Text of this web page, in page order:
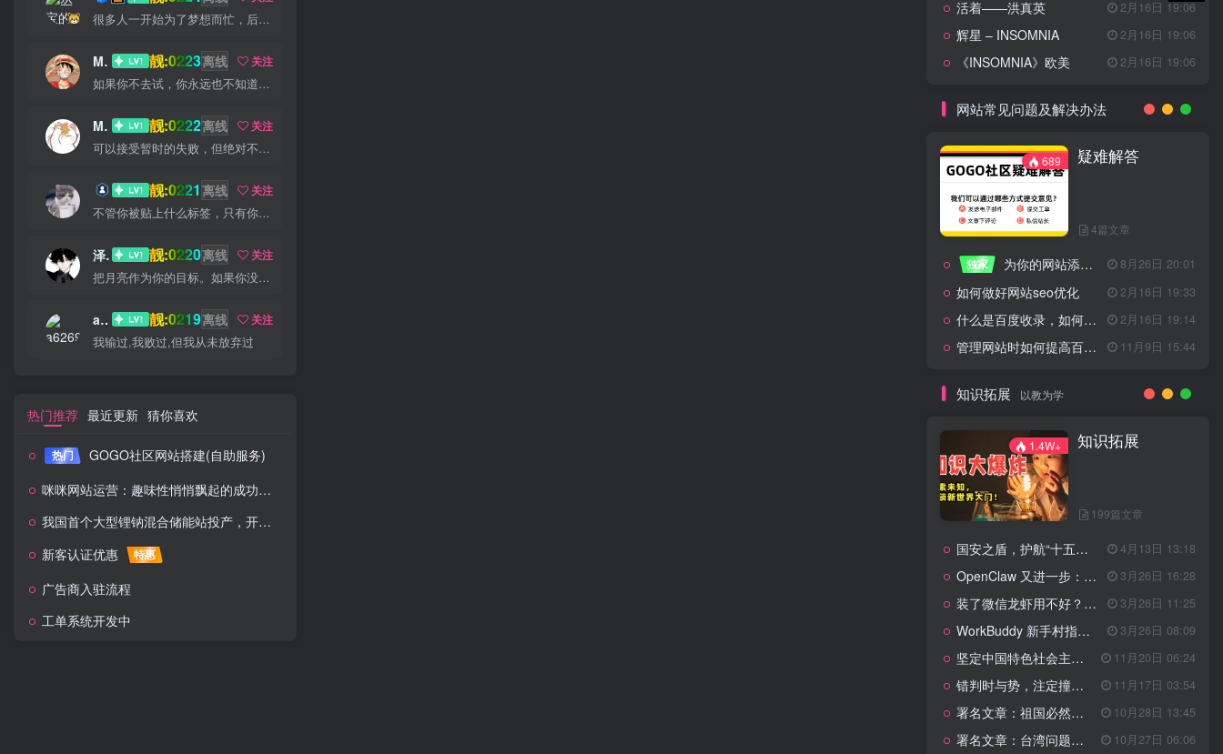
很多人一开始为了梦想而忙，后来忙得忘了梦想
MS-康娃 靓:0223离线
关注
如果你不去试，你永远也不知道结果，所以去试试吧
Miss 先生 靓:0222离线
关注
可以接受暂时的失败，但绝对不能接受未曾奋斗过的自己
猫小白 靓:0221 离线
关注
不管你被贴上什么标签，只有你才能定义你自己
泽宇 靓:0220离线
关注
把月亮作为你的目标。如果你没打中，也许你还能打中星星
a626911 靓:0219离线
关注
我输过,我败过,但我从未放弃过
热门推荐 最近更新 猜你喜欢
热门
GOGO社区网站搭建(自助服务)
咪咪网站运营：趣味性悄悄飘起的成功风头
我国首个大型锂钠混合储能站投产，开启储能新时代
新客认证优惠
特惠
广告商入驻流程
工单系统开发中
活着——洪真英 2月16日 19:06
辉星 – INSOMNIA 2月16日 19:06
《INSOMNIA》欧美 2月16日 19:06
网站常见问题及解决办法
689 疑难解答
4篇文章
独家 为你的网站添加百度登录 8月26日 20:01
如何做好网站seo优化 2月16日 19:33
什么是百度收录，如何提高收录量？ 2月16日 19:14
管理网站时如何提高百度权重？ 11月9日 15:44
知识拓展 以教为学
1.4W+ 知识拓展
199篇文章
国安之盾，护航“十五五”新征程 4月13日 13:18
OpenClaw 又进一步：微信直连+安全检测+版本切换 3月26日 16:28
装了微信龙虾用不好？3步让你轻松指挥AI干活！ 3月26日 11:25
WorkBuddy 新手村指南：10 个核心技巧帮你解锁满级虾🦞！ 3月26日 08:09
坚定中国特色社会主义法治的政治定力 11月20日 06:24
错判时与势，注定撞南墙 11月17日 03:54
署名文章：祖国必然统一势不可挡 10月28日 13:45
署名文章：台湾问题的由来和性质 10月27日 06:06